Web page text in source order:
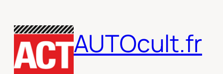
au
contenu
AUTOcult.fr